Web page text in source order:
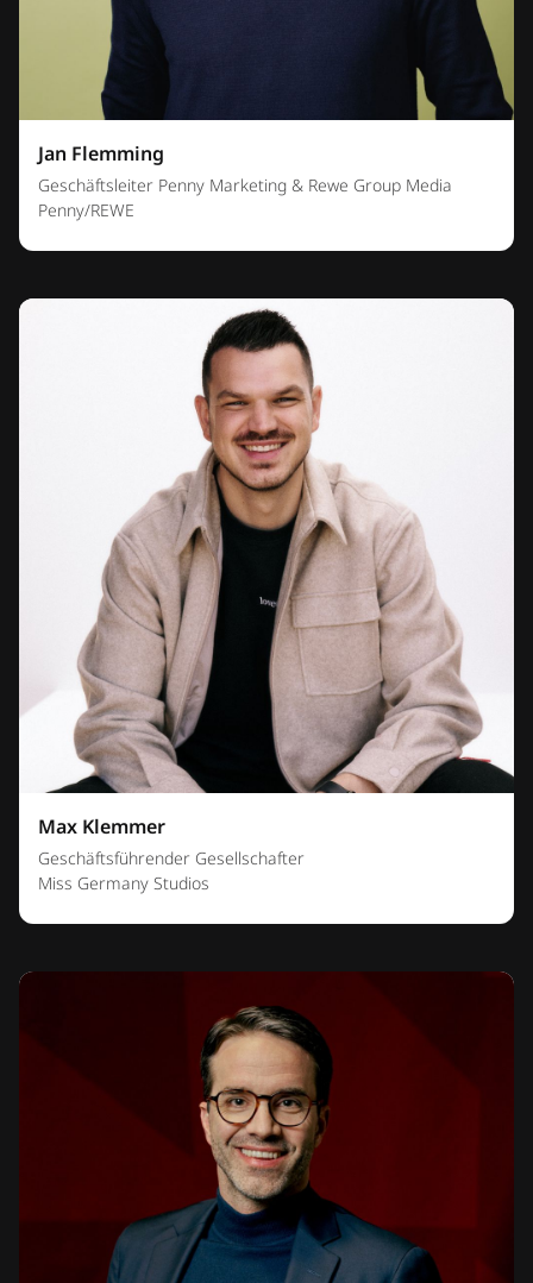
Jan Flemming
Geschäftsleiter Penny Marketing & Rewe Group Media
Penny/REWE
Max Klemmer
Geschäftsführender Gesellschafter
Miss Germany Studios